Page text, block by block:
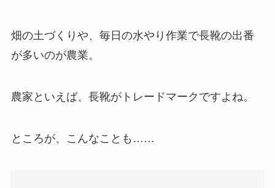
畑の土づくりや、毎日の水やり作業で長靴の出番
が多いのが農業。
農家といえば、長靴がトレードマークですよね。
ところが、こんなことも……